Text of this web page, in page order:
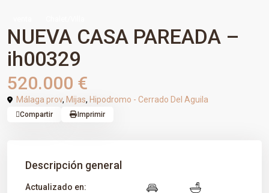
NUEVA CASA PAREADA –
ih00329
520.000 €
Málaga prov, Mijas, Hipodromo - Cerrado Del Aguila
Compartir Imprimir
Descripción general
Actualizado en: